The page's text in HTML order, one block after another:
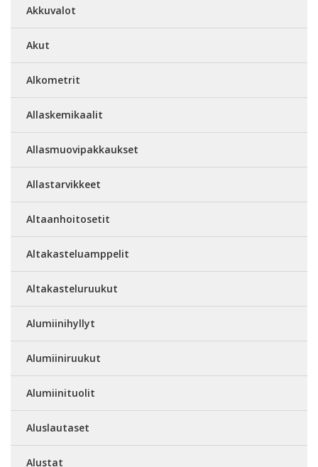
Akkuvalot
Akut
Alkometrit
Allaskemikaalit
Allasmuovipakkaukset
Allastarvikkeet
Altaanhoitosetit
Altakasteluamppelit
Altakasteluruukut
Alumiinihyllyt
Alumiiniruukut
Alumiinituolit
Aluslautaset
Alustat